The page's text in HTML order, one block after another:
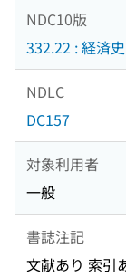
NDC10版
332.22 : 経済
NDLC
DC157
対象利用者
一般
書誌注記
文献あり 索引